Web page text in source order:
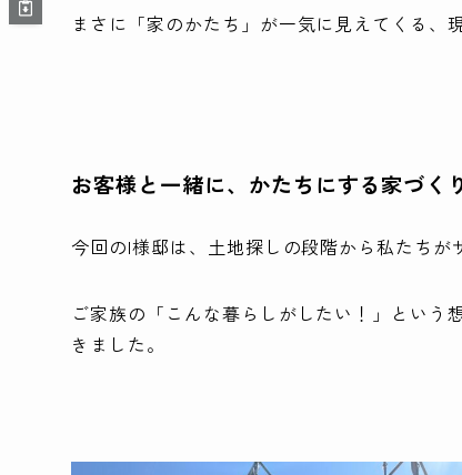
まさに「家のかたち」が一気に見えてくる、
お客様と一緒に、かたちにする家づく
今回のI様邸は、土地探しの段階から私たちが
ご家族の「こんな暮らしがしたい！」とい
きました。